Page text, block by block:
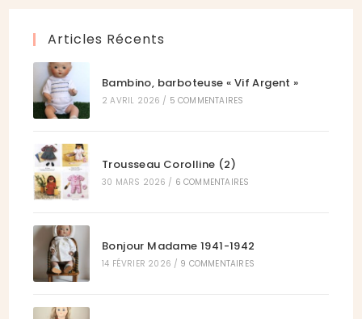
onglet
Articles Récents
Bambino, barboteuse « Vif Argent »
2 AVRIL 2026 / 5 COMMENTAIRES
Trousseau Corolline (2)
30 MARS 2026 / 6 COMMENTAIRES
Bonjour Madame 1941-1942
14 FÉVRIER 2026 / 9 COMMENTAIRES